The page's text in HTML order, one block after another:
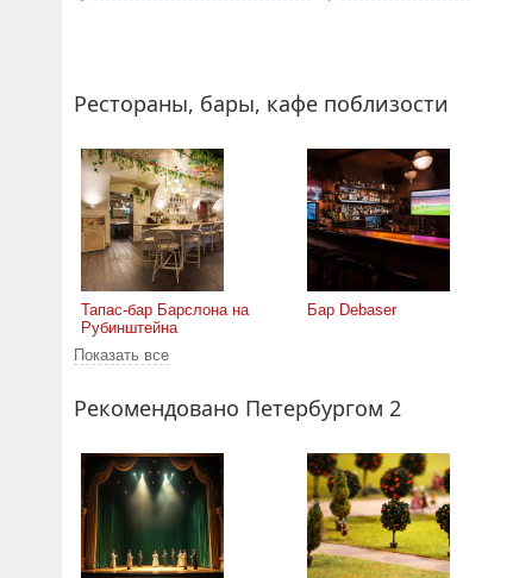
Рестораны, бары, кафе поблизости
Тапас-бар Барслона на
Рубинштейна
Бар Debaser
Показать все
Рекомендовано Петербургом 2